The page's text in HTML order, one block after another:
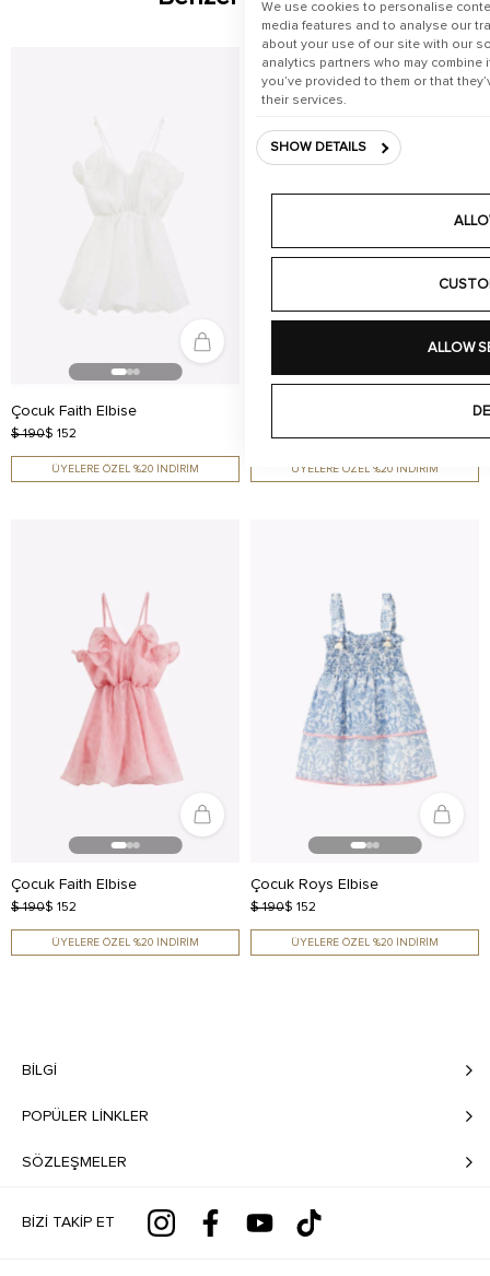
We use cookies to personalise
media features and to analyse our
about your use of our site with our
analytics partners who may
you’ve provided to them or that
their services.
SHOW DETAILS
ALLOW
Çocuk Faith Elbise
$ 190$ 152
ÜYELERE ÖZEL %20 İNDİRİM ÜYELERE ÖZEL %20 İNDİRİM
Çocuk Faith Elbise
$ 190$ 152
ÜYELERE ÖZEL %20 İNDİRİM
Çocuk Roys Elbise
$ 190$ 152
ÜYELERE ÖZEL %20 İNDİRİM
BILGI
POPÜLER LİNKLER
SÖZLEŞMELER
BIZI TAKIP ET